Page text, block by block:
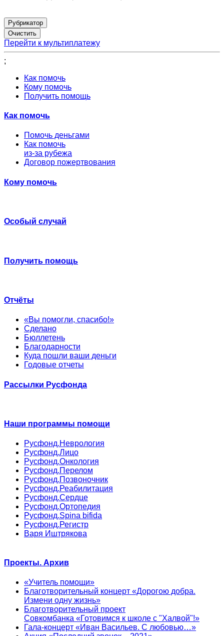
Рубрикатор
Перейти к мультиплатежу
;
Как помочь
Кому помочь
Получить помощь
Как помочь
Помочь деньгами
Как помочь
из-за рубежа
Договор пожертвования
Кому помочь
Особый случай
Получить помощь
Отчёты
«Вы помогли, спасибо!»
Сделано
Бюллетень
Благодарности
Куда пошли ваши деньги
Годовые отчеты
Рассылки Русфонда
Наши программы помощи
Русфонд.Неврология
Русфонд.Лицо
Русфонд.Онкология
Русфонд.Перелом
Русфонд.Позвоночник
Русфонд.Реабилитация
Русфонд.Сердце
Русфонд.Ортопедия
Русфонд.Spina bifida
Русфонд.Регистр
Варя Иштрякова
Проекты. Архив
«Учитель помощи»
Благотворительный концерт «Дорогою добра.
Измени одну жизнь»
Благотворительный проект
Совкомбанка «Готовимся к школе с "Халвой"!»
Гала-концерт «Иван Васильев. С любовью…»